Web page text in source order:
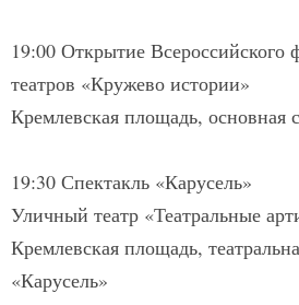
19:00 Открытие Всероссийского
театров «Кружево истории»
Кремлевская площадь, основная
19:30 Спектакль «Карусель»
Уличный театр «Театральные
Кремлевская площадь,
«Карусель»